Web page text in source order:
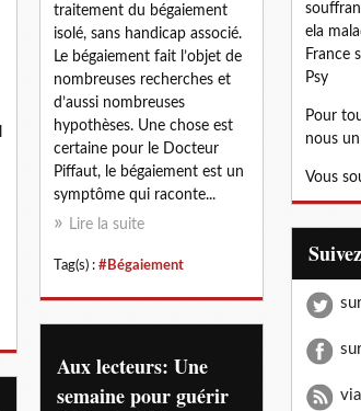
traitement du bégaiement
isolé, sans handicap associé.
Le bégaiement fait l’objet de
nombreuses recherches et
d’aussi nombreuses
hypothèses. Une chose est
certaine pour le Docteur
Piffaut, le bégaiement est un
symptôme qui raconte...
Lire la suite
Tag(s) : #Bégaiement
Aux lecteurs: Une
semaine pour guérir
ela
France
Psy
Pour
nous
Vous